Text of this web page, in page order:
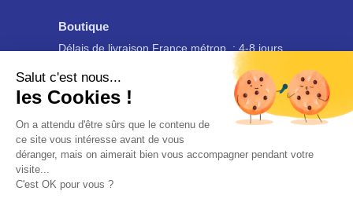
Boutique
Délais de livraison France métrop. : 4-8 jours
Ces délais sont indicatifs et non-contractuels, pour plus
d’informations consulter les
Salut c'est nous...
les Cookies !
On a attendu d'être sûrs que le contenu de
ce site vous intéresse avant de vous
déranger, mais on aimerait bien vous accompagner pendant votre
visite...
C'est OK pour vous ?